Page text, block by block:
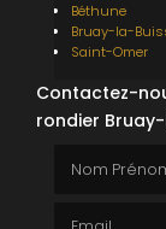
Béthune
Bruay-la-
Saint-Omer
Contactez-
rondier
Nom Prénom